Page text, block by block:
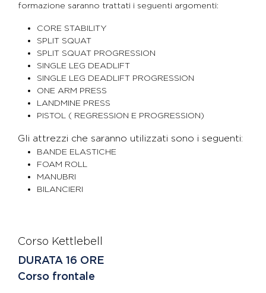
formazione saranno trattati i seguenti argomenti:
CORE STABILITY
SPLIT SQUAT
SPLIT SQUAT PROGRESSION
SINGLE LEG DEADLIFT
SINGLE LEG DEADLIFT PROGRESSION
ONE ARM PRESS
LANDMINE PRESS
PISTOL ( REGRESSION E PROGRESSION)
Gli attrezzi che saranno utilizzati sono i seguenti:
BANDE ELASTICHE
FOAM ROLL
MANUBRI
BILANCIERI
Corso Kettlebell
DURATA 16 ORE
Corso frontale